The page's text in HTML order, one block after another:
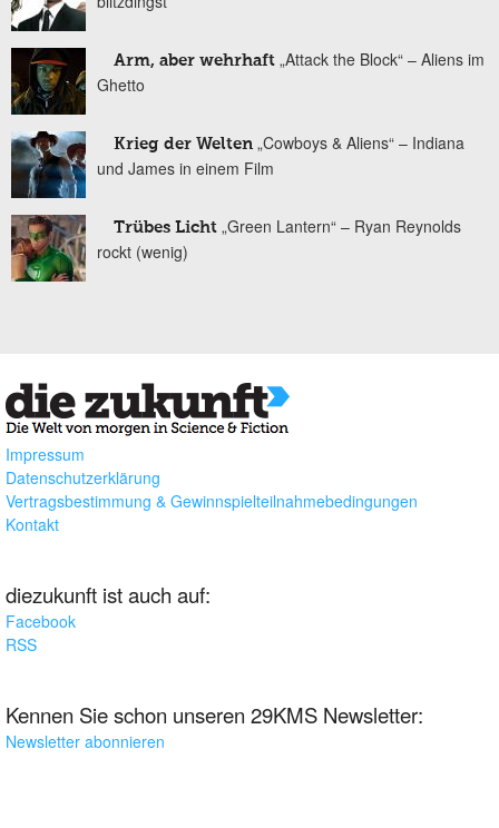
Arm, aber wehrhaft „Attack the Block“ – Aliens im
Ghetto
Krieg der Welten „Cowboys & Aliens“ – Indiana
und James in einem Film
Trübes Licht „Green Lantern“ – Ryan Reynolds
rockt (wenig)
Impressum
Datenschutzerklärung
Vertragsbestimmung & Gewinnspielteilnahmebedingungen
Kontakt
diezukunft ist auch auf:
Facebook
RSS
Kennen Sie schon unseren 29KMS Newsletter:
Newsletter abonnieren